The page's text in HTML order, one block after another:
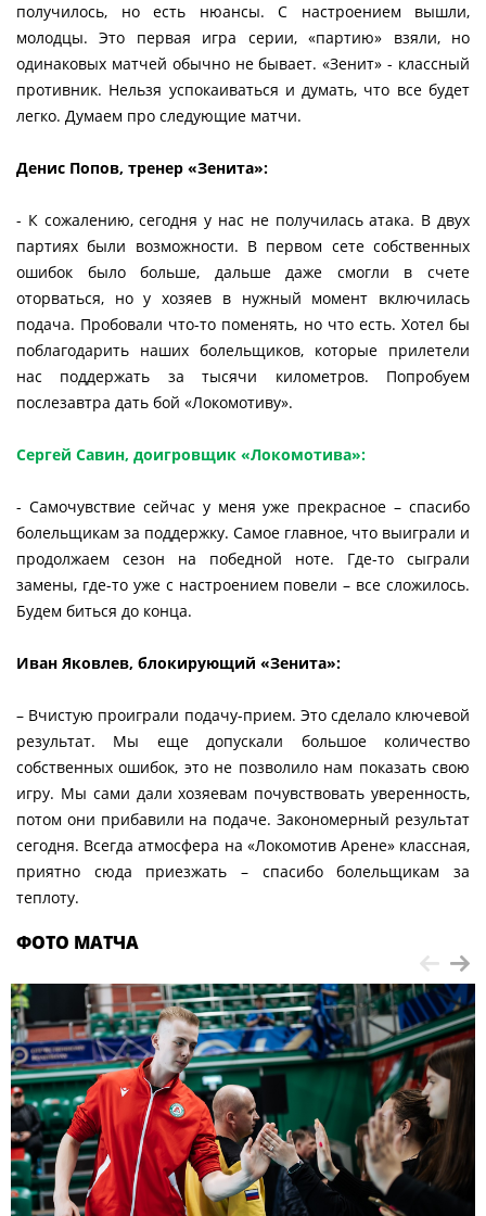
получилось, но есть нюансы. С настроением вышли,
молодцы. Это первая игра серии, «партию» взяли, но
одинаковых матчей обычно не бывает. «Зенит» - классный
противник. Нельзя успокаиваться и думать, что все будет
легко. Думаем про следующие матчи.
Денис Попов, тренер «Зенита»:
- К сожалению, сегодня у нас не получилась атака. В двух
партиях были возможности. В первом сете собственных
ошибок было больше, дальше даже смогли в счете
оторваться, но у хозяев в нужный момент включилась
подача. Пробовали что-то поменять, но что есть. Хотел бы
поблагодарить наших болельщиков, которые прилетели
нас поддержать за тысячи километров. Попробуем
послезавтра дать бой «Локомотиву».
Сергей Савин, доигровщик «Локомотива»:
- Самочувствие сейчас у меня уже прекрасное – спасибо
болельщикам за поддержку. Самое главное, что выиграли и
продолжаем сезон на победной ноте. Где-то сыграли
замены, где-то уже с настроением повели – все сложилось.
Будем биться до конца.
Иван Яковлев, блокирующий «Зенита»:
– Вчистую проиграли подачу-прием. Это сделало ключевой
результат. Мы еще допускали большое количество
собственных ошибок, это не позволило нам показать свою
игру. Мы сами дали хозяевам почувствовать уверенность,
потом они прибавили на подаче. Закономерный результат
сегодня. Всегда атмосфера на «Локомотив Арене» классная,
приятно сюда приезжать – спасибо болельщикам за
теплоту.
ФОТО МАТЧА